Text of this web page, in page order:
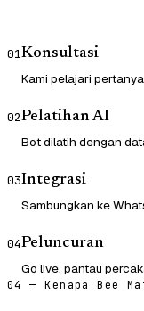
01Konsultasi
Kami pelajari
02Pelatihan AI
Bot dilatih dengan
03Integrasi
Sambungkan ke
04Peluncuran
Go live, pantau
04 — Kenapa Bee